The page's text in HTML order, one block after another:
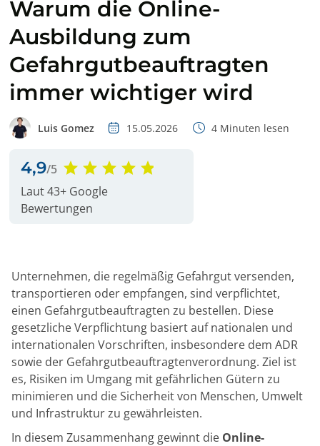
Warum die Online-
Ausbildung zum
Gefahrgutbeauftragten
immer wichtiger wird
Luis Gomez 15.05.2026 4 Minuten lesen
4,9/5
Laut 43+ Google
Bewertungen
Unternehmen, die regelmäßig Gefahrgut versenden,
transportieren oder empfangen, sind verpflichtet,
einen Gefahrgutbeauftragten zu bestellen. Diese
gesetzliche Verpflichtung basiert auf nationalen und
internationalen Vorschriften, insbesondere dem ADR
sowie der Gefahrgutbeauftragtenverordnung. Ziel ist
es, Risiken im Umgang mit gefährlichen Gütern zu
minimieren und die Sicherheit von Menschen, Umwelt
und Infrastruktur zu gewährleisten.
In diesem Zusammenhang gewinnt die Online-